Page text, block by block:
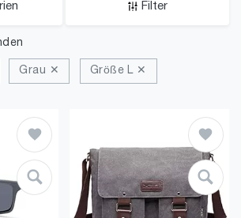
Filter
Grau ✕ Größe L ✕